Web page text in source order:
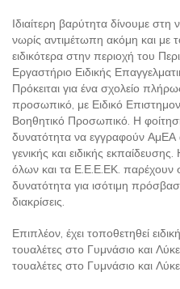
Ιδιαίτερη βαρύτητα δίνουμε στη
νωρίς αντιμέτωπη ακόμη και με
ειδικότερα στην περιοχή του
Εργαστήριο Ειδικής
Πρόκειται για ένα σχολείο
προσωπικό, με Ειδικό
Βοηθητικό Προσωπικό. Η
δυνατότητα να εγγραφούν ΑμΕΑ
γενικής και ειδικής
όλων και τα Ε.Ε.Ε.ΕΚ. παρέχουν
δυνατότητα για ισότιμη
διακρίσεις.
Επιπλέον, έχει τοποθετηθεί
τουαλέτες στο Γυμνάσιο και
τουαλέτες στο Γυμνάσιο και